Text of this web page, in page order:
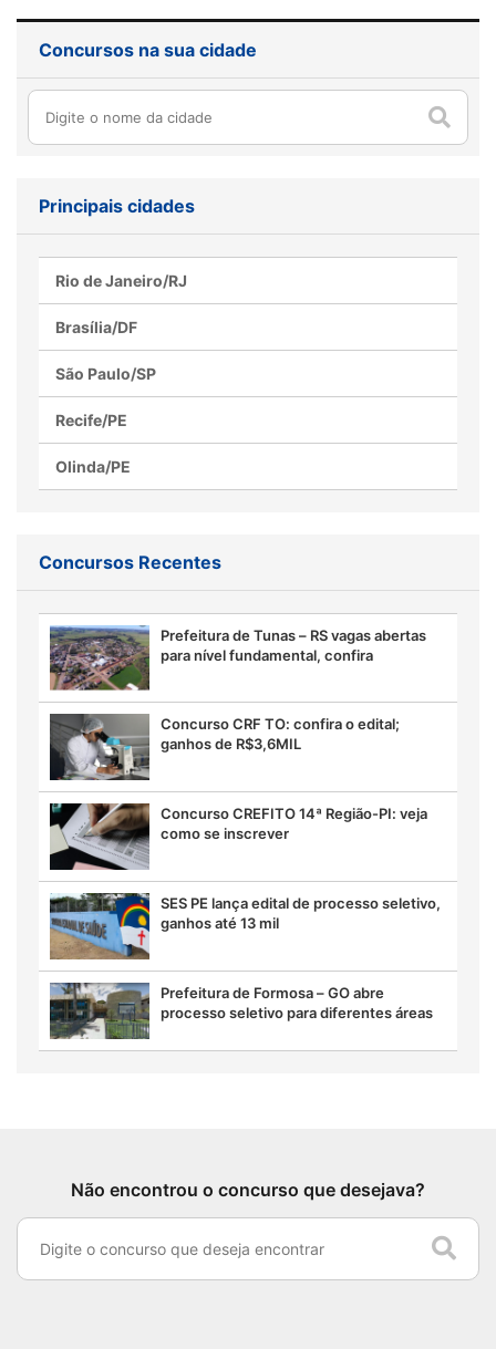
seu aliado na preparação
Concursos na sua cidade
Principais cidades
Rio de Janeiro/RJ
Brasília/DF
São Paulo/SP
Recife/PE
Olinda/PE
Concursos Recentes
Prefeitura de Tunas – RS vagas abertas
para nível fundamental, confira
Concurso CRF TO: confira o edital;
ganhos de R$3,6MIL
Concurso CREFITO 14ª Região-PI: veja
como se inscrever
SES PE lança edital de processo seletivo,
ganhos até 13 mil
Prefeitura de Formosa – GO abre
processo seletivo para diferentes áreas
Não encontrou o concurso que desejava?